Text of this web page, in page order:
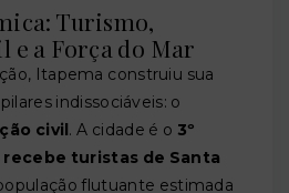
Turismo,
e a Força do Mar
Itapema construiu sua
indissociáveis: o
civil . A cidade é o 3º
turistas de Santa
flutuante estimada